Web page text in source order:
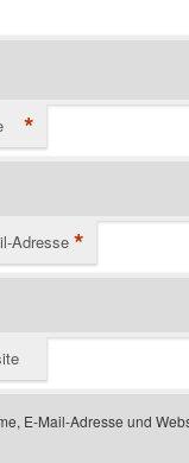
*
Adresse *
E-Mail-Adresse und